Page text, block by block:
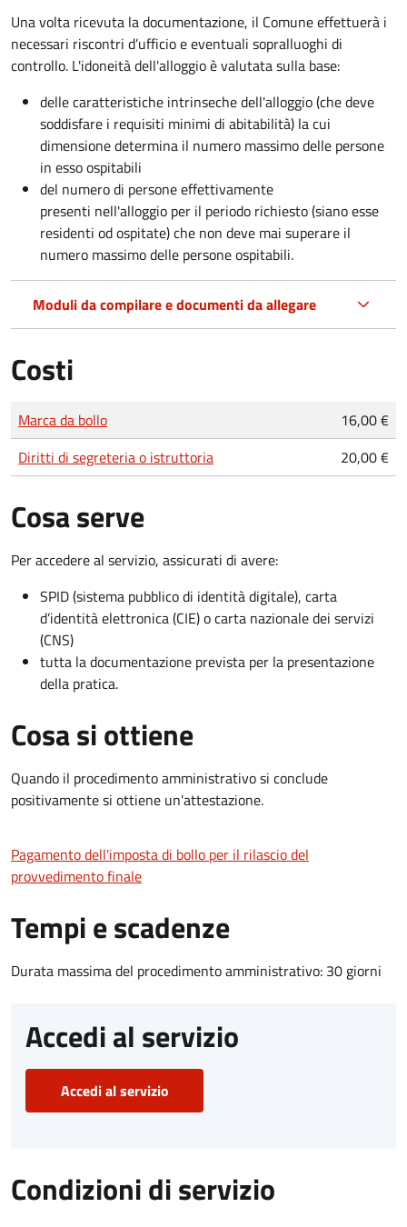
Una volta ricevuta la documentazione, il Comune effettuerà i
necessari riscontri d’ufficio e eventuali sopralluoghi di
controllo. L'idoneità dell'alloggio è valutata sulla base:
delle caratteristiche intrinseche dell'alloggio (che deve
soddisfare i requisiti minimi di abitabilità) la cui
dimensione determina il numero massimo delle persone
in esso ospitabili
del numero di persone effettivamente
presenti nell'alloggio per il periodo richiesto (siano esse
residenti od ospitate) che non deve mai superare il
numero massimo delle persone ospitabili.
Moduli da compilare e documenti da allegare
Costi
Tipo di pagamento
Importo
Marca da bollo
16,00 €
Diritti di segreteria o istruttoria
20,00 €
Cosa serve
Per accedere al servizio, assicurati di avere:
SPID (sistema pubblico di identità digitale), carta
d’identità elettronica (CIE) o carta nazionale dei servizi
(CNS)
tutta la documentazione prevista per la presentazione
della pratica.
Cosa si ottiene
Quando il procedimento amministrativo si conclude
positivamente si ottiene un'attestazione.
Pagamento dell'imposta di bollo per il rilascio del
provvedimento finale
Tempi e scadenze
Durata massima del procedimento amministrativo: 30 giorni
Accedi al servizio
Accedi al servizio
Condizioni di servizio